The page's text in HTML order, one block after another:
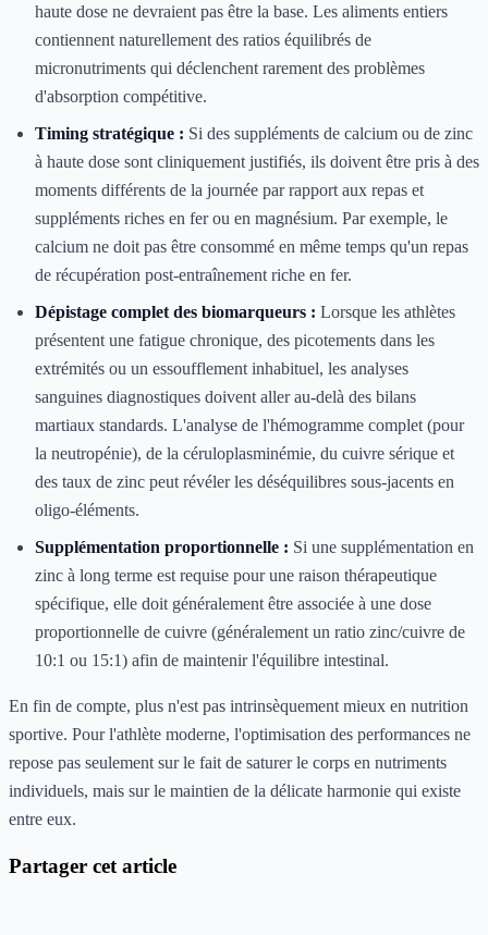
haute dose ne devraient pas être la base. Les aliments entiers
contiennent naturellement des ratios équilibrés de
micronutriments qui déclenchent rarement des problèmes
d'absorption compétitive.
Timing stratégique : Si des suppléments de calcium ou de zinc
à haute dose sont cliniquement justifiés, ils doivent être pris à des
moments différents de la journée par rapport aux repas et
suppléments riches en fer ou en magnésium. Par exemple, le
calcium ne doit pas être consommé en même temps qu'un repas
de récupération post-entraînement riche en fer.
Dépistage complet des biomarqueurs : Lorsque les athlètes
présentent une fatigue chronique, des picotements dans les
extrémités ou un essoufflement inhabituel, les analyses
sanguines diagnostiques doivent aller au-delà des bilans
martiaux standards. L'analyse de l'hémogramme complet (pour
la neutropénie), de la céruloplasminémie, du cuivre sérique et
des taux de zinc peut révéler les déséquilibres sous-jacents en
oligo-éléments.
Supplémentation proportionnelle : Si une supplémentation en
zinc à long terme est requise pour une raison thérapeutique
spécifique, elle doit généralement être associée à une dose
proportionnelle de cuivre (généralement un ratio zinc/cuivre de
10:1 ou 15:1) afin de maintenir l'équilibre intestinal.
En fin de compte, plus n'est pas intrinsèquement mieux en nutrition
sportive. Pour l'athlète moderne, l'optimisation des performances ne
repose pas seulement sur le fait de saturer le corps en nutriments
individuels, mais sur le maintien de la délicate harmonie qui existe
entre eux.
Partager cet article